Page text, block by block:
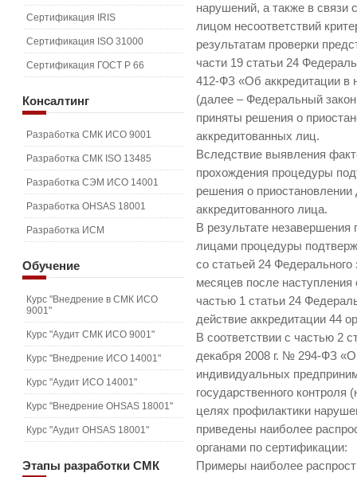
нарушений, а также в связи
лицом несоответствий
результатам проверки
части 19 статьи 24
412-ФЗ «Об аккредитации в
(далее – Федеральный
приняты решения о
аккредитованных лиц.
Вследствие выявления
прохождения процедуры
решения о приостановлении
аккредитованного лица.
В результате
лицами процедуры
со статьей 24
месяцев после наступления
частью 1 статьи 24
действие аккредитации 44
В соответствии с частью 2
декабря 2008 г. № 294-ФЗ
индивидуальных
государственного контроля
целях профилактики
приведены наиболее
органами по сертификации:
Примеры наиболее
Сертификация IRIS
Сертификация ISO 31000
Сертификация ГОСТ Р 66
Консалтинг
Разработка СМК ИСО 9001
Разработка СМК ISO 13485
Разработка СЭМ ИСО 14001
Разработка OHSAS 18001
Разработка ИСМ
Обучение
Курс "Внедрение в СМК ИСО
9001"
Курс "Аудит СМК ИСО 9001"
Курс "Внедрение ИСО 14001"
Курс "Аудит ИСО 14001"
Курс "Внедрение OHSAS 18001"
Курс "Аудит OHSAS 18001"
Этапы разработки СМК